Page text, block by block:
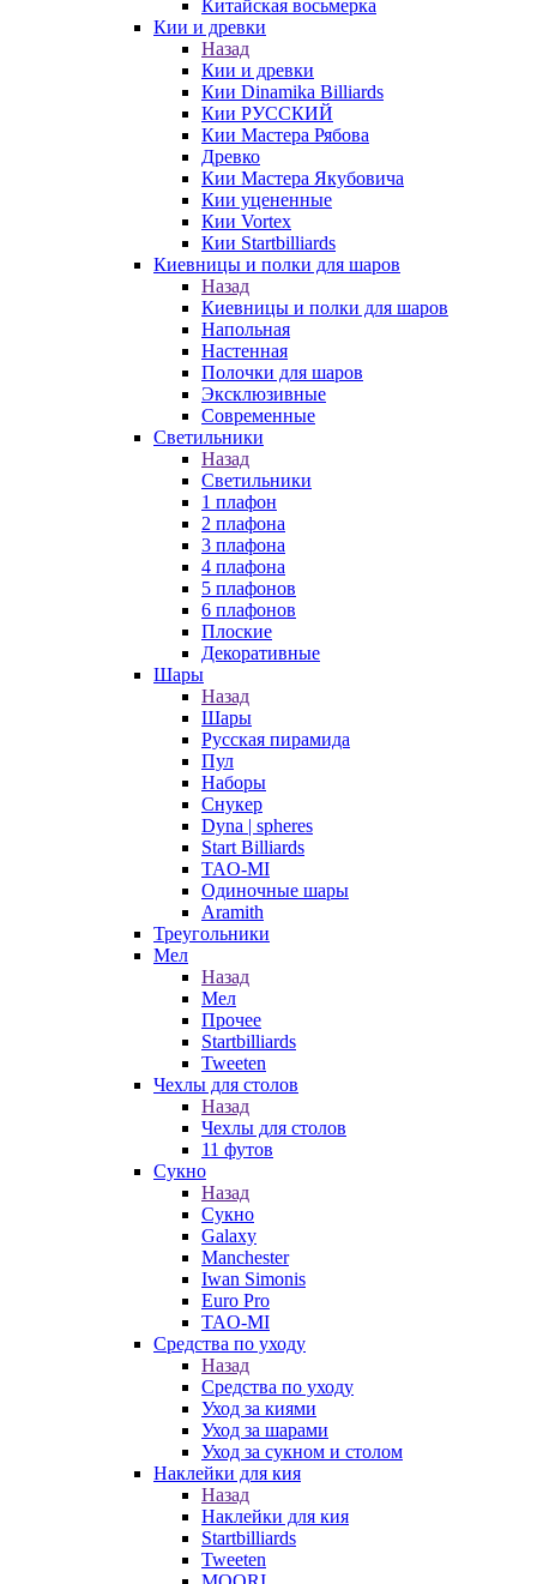
Китайская восьмерка
Кии и древки
Назад
Кии и древки
Кии Dinamika Billiards
Кии РУССКИЙ
Кии Мастера Рябова
Древко
Кии Мастера Якубовича
Кии уцененные
Кии Vortex
Кии Startbilliards
Киевницы и полки для шаров
Назад
Киевницы и полки для шаров
Напольная
Настенная
Полочки для шаров
Эксклюзивные
Современные
Светильники
Назад
Светильники
1 плафон
2 плафона
3 плафона
4 плафона
5 плафонов
6 плафонов
Плоские
Декоративные
Шары
Назад
Шары
Русская пирамида
Пул
Наборы
Снукер
Dyna | spheres
Start Billiards
TAO-MI
Одиночные шары
Aramith
Треугольники
Мел
Назад
Мел
Прочее
Startbilliards
Tweeten
Чехлы для столов
Назад
Чехлы для столов
11 футов
Сукно
Назад
Сукно
Galaxy
Manchester
Iwan Simonis
Euro Pro
TAO-MI
Средства по уходу
Назад
Средства по уходу
Уход за киями
Уход за шарами
Уход за сукном и столом
Наклейки для кия
Назад
Наклейки для кия
Startbilliards
Tweeten